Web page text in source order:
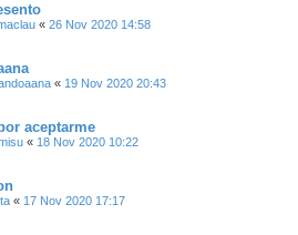
« 26 Nov 2020 14:58
« 19 Nov 2020 20:43
aceptarme
« 18 Nov 2020 10:22
« 17 Nov 2020 17:17